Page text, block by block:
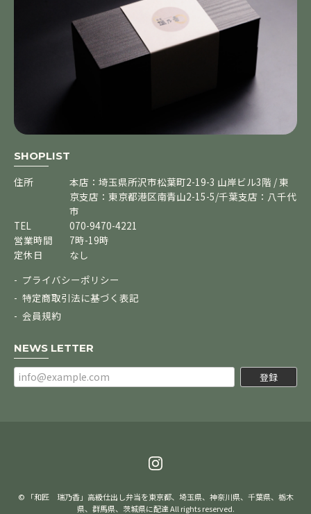
SHOPLIST
住所
本店：埼玉県所沢市松葉町2-19-3 山岸ビル3階 / 東
京支店：東京都港区南青山2-15-5/千葉支店：八千代
市
TEL
070-9470-4221
営業時間
7時-19時
定休日
なし
プライバシーポリシー
特定商取引法に基づく表記
会員規約
NEWS LETTER
登録
© 「和匠 瑞乃香」高級仕出し弁当を東京都、埼玉県、神奈川県、千葉県、栃木
県、群馬県、茨城県に配達 All rights reserved.